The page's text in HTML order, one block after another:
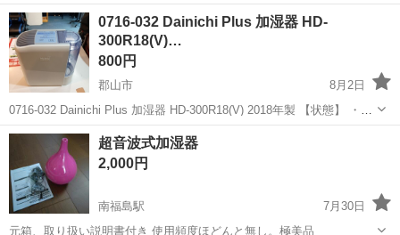
0716-032 Dainichi Plus 加湿器 HD-
300R18(V)…
800円
郡山市
8月2日
0716-032 Dainichi Plus 加湿器 HD-300R18(V) 2018年製 【状態】 ・使
用に伴う多少のスレ、キズ、落としきれない汚れなどございます ・詳
細は現地でご確認ください ・お値引き...
福島 郡山市 季節、空調家電
超音波式加湿器
2,000円
南福島駅
7月30日
元箱、取り扱い説明書付き 使用頻度ほどんと無し。極美品